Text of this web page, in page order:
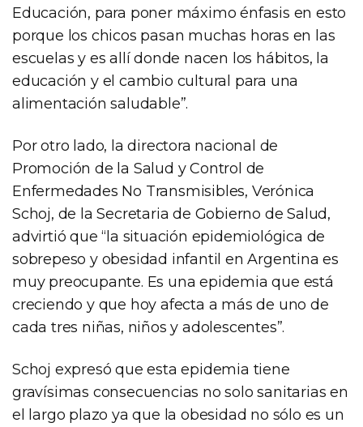
Educación, para poner máximo énfasis en esto
porque los chicos pasan muchas horas en las
escuelas y es allí donde nacen los hábitos, la
educación y el cambio cultural para una
alimentación saludable”.
Por otro lado, la directora nacional de
Promoción de la Salud y Control de
Enfermedades No Transmisibles, Verónica
Schoj, de la Secretaria de Gobierno de Salud,
advirtió que “la situación epidemiológica de
sobrepeso y obesidad infantil en Argentina es
muy preocupante. Es una epidemia que está
creciendo y que hoy afecta a más de uno de
cada tres niñas, niños y adolescentes”.
Schoj expresó que esta epidemia tiene
gravísimas consecuencias no solo sanitarias en
el largo plazo ya que la obesidad no sólo es un